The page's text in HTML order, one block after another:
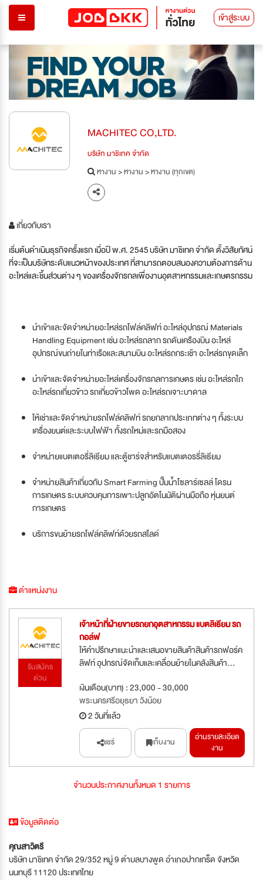
เข้าสู่ระบบ
MACHITEC CO,LTD.
บริษัท มาชิเทค จำกัด
หางาน>หางาน>หางาน (ทุกเขต)
เกี่ยวกับเรา
เริ่มต้นดำเนินธุรกิจครั้งแรก เมื่อปี พ.ศ. 2545 บริษัท มาชิเทค จำกัด ตั้งวิสัยทัศน์
ที่จะเป็นบริษัทระดับแนวหน้าของประเทศ ที่สามารถตอบสนองความต้องการด้าน
อะไหล่และชิ้นส่วนต่าง ๆ ของเครื่องจักรกลเพื่องานอุตสาหกรรมและเกษตรกรรม
นำเข้าและจัดจำหน่ายอะไหล่รถโฟล์คลิฟท์ อะไหล่อุปกรณ์ Materials
Handling Equipment เช่น อะไหล่รถลาก รถดันเครืองบิน อะไหล่
อุปกรณ์ขนถ่ายในท่าเรือและสนามบิน อะไหล่รถกระเช้า อะไหล่รถขุดเล็ก
นำเข้าและจัดจำหน่ายอะไหล่เครื่องจักรกลการเกษตร เช่น อะไหล่รถไถ
อะไหล่รถเกี่ยวข้าว รถเกี่ยวข้าวโพด อะไหล่รถเจาะบาดาล
ให้เช่าและจัดจำหน่ายรถโฟล์คลิฟท์ รถยกลากประเภทต่าง ๆ ทั้งระบบ
เครื่องยนต์และระบบไฟฟ้า ทั้งรถใหม่และรถมือสอง
จำหน่ายแบตเตอรี่ลิเธียม และตู้ชาร์จสำหรับแบตเตอรรี่ลิเธียม
จำหน่ายสินค้าเกี่ยวกับ Smart Farming ปั๊มน้ำโซลาร์เซลล์ โดรน
การเกษตร ระบบควบคุมการเพาะปลูกอัตโนมัติผ่านมือถือ หุ่นยนต์
การเกษตร
บริการขนย้ายรถโฟล์คลิฟท์ด้วยรถสไลด์
ตำแหน่งงาน
รับสมัคร
ด่วน
เจ้าหน้าที่ฝ่ายขายรถยกอุตสาหกรรม แบตลิเธียม รถ
กอล์ฟ
ให้คำปรึกษาแนะนำและเสนอขายสินค้าสินค้ารถฟอร์ค
ลิฟท์ อุปกรณ์จัดเก็บและเคลื่อนย้ายในคลังสินค้า...
เงินเดือน(บาท) : 23,000 - 30,000
พระนครศรีอยุธยา วังน้อย
2 วันที่แล้ว
แชร์ เก็บงาน
อ่านรายละเอียด
งาน
จำนวนประกาศงานทั้งหมด 1 รายการ
ข้อมูลติดต่อ
คุณสาวิตรี
บริษัท มาชิเทค จำกัด 29/352 หมู่ 9 ตำบลบางพูด อำเภอปากเกร็ด จังหวัด
นนทบุรี 11120 ประเทศไทย